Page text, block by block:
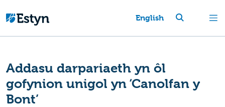
English
Addasu darpariaeth yn ôl
gofynion unigol yn ‘Canolfan y
Bont’